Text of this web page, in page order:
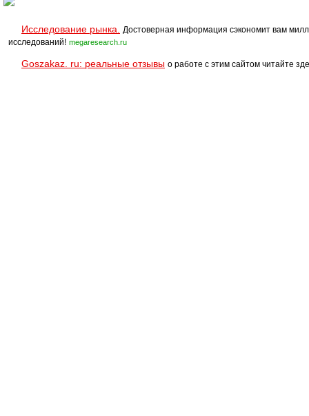
Исследование рынка.
Достоверная информация сэкономит вам
исследований! megaresearch.ru
Goszakaz. ru: реальные отзывы о работе с этим сайтом читайте